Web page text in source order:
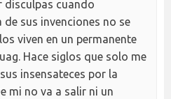
disculpas cuando
de sus invenciones no se
viven en un permanente
Hace siglos que solo me
insensateces por la
mi no va a salir ni un